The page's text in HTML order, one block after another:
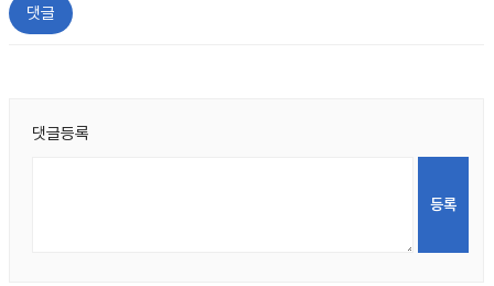
댓글
댓글등록